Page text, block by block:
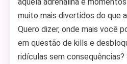
muito mais divertidos do que
Quero dizer, onde mais você
em questão de kills e
ridículas sem consequências?